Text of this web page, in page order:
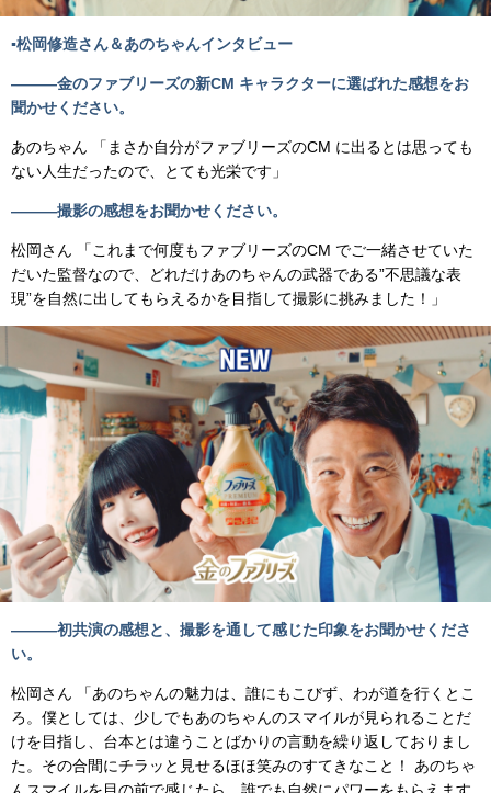
▪️松岡修造さん＆あのちゃんインタビュー
―――金のファブリーズの新CM キャラクターに選ばれた感想をお
聞かせください。
あのちゃん 「まさか自分がファブリーズのCM に出るとは思っても
ない人生だったので、とても光栄です」
―――撮影の感想をお聞かせください。
松岡さん 「これまで何度もファブリーズのCM でご一緒させていた
だいた監督なので、どれだけあのちゃんの武器である”不思議な表
現”を自然に出してもらえるかを目指して撮影に挑みました！」
―――初共演の感想と、撮影を通して感じた印象をお聞かせくださ
い。
松岡さん 「あのちゃんの魅力は、誰にもこびず、わが道を行くとこ
ろ。僕としては、少しでもあのちゃんのスマイルが見られることだ
けを目指し、台本とは違うことばかりの言動を繰り返しておりまし
た。その合間にチラッと見せるほほ笑みのすてきなこと！ あのちゃ